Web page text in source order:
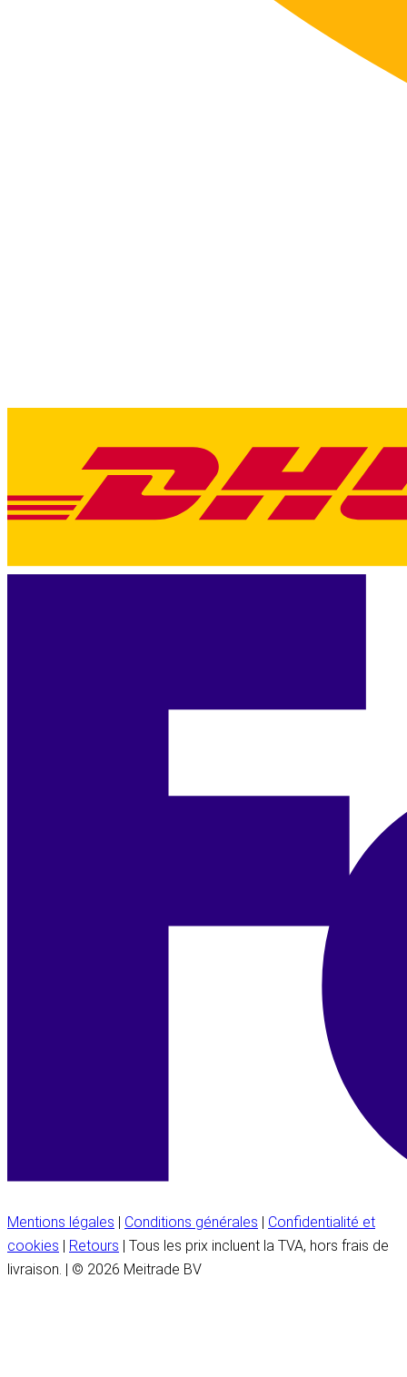
Mentions légales | Conditions générales | Confidentialité et
cookies | Retours | Tous les prix incluent la TVA, hors frais de
livraison. | © 2026 Meitrade BV